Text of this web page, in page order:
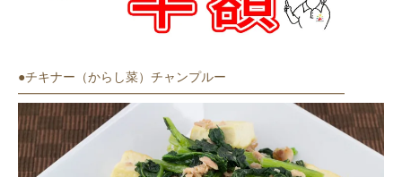
●チキナー（からし菜）チャンプルー
━━━━━━━━━━━━━━━━━━━━━━━━━━